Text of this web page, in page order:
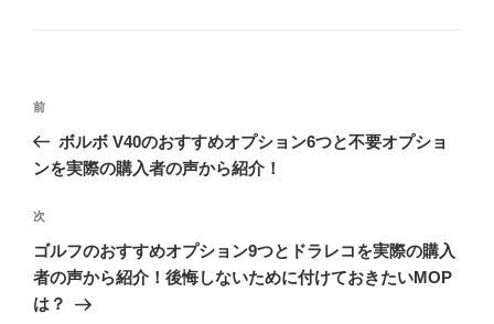
投
ナ
ゲ
ー
シ
ョ
前
の
投
前
ボルボ V40のおすすめオプション6つと不要オプショ
ンを実際の購入者の声から紹介！
次
の
投
稿
次
ゴルフのおすすめオプション9つとドラレコを実際の購入
者の声から紹介！後悔しないために付けておきたいMOP
は？